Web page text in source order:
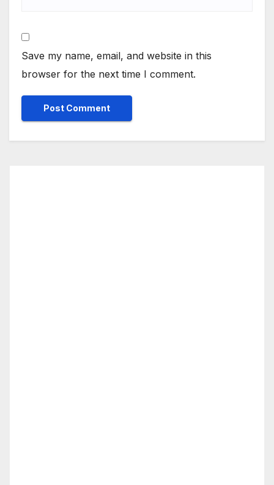
Save my name, email, and website in this
browser for the next time I comment.